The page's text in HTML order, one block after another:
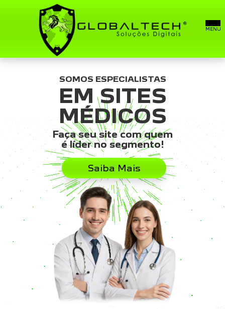
SITES
SITE MÉDICO
E-MAILS PROFISSIONAIS
SOBRE
FALE CONOSCO
SOMOS ESPECIALISTAS
EM SITES
MÉDICOS
Faça seu site com quem
é líder no segmento!
Saiba Mais